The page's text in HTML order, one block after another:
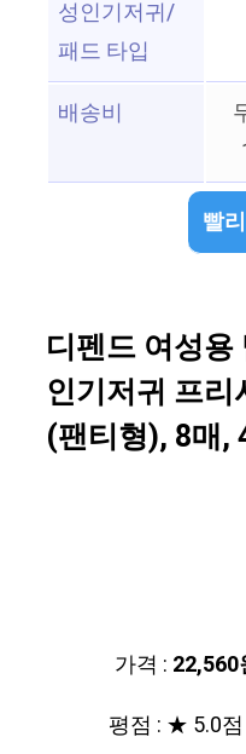
성인기저귀/
패드 타입
배송비
빨
디펜드 여성용
인기저귀 프
(팬티형), 8매,
가격 : 22,560
평점 : ★ 5.0